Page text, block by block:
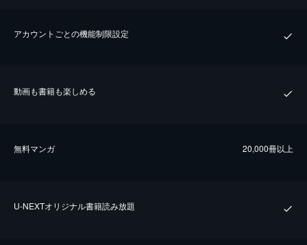
アカウントごとの機能制限設定
動画も書籍も楽しめる
無料マンガ 20,000冊以上
U-NEXTオリジナル書籍読み放題